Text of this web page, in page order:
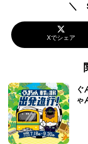
＼
Xでシェア
ぐ
ゃ